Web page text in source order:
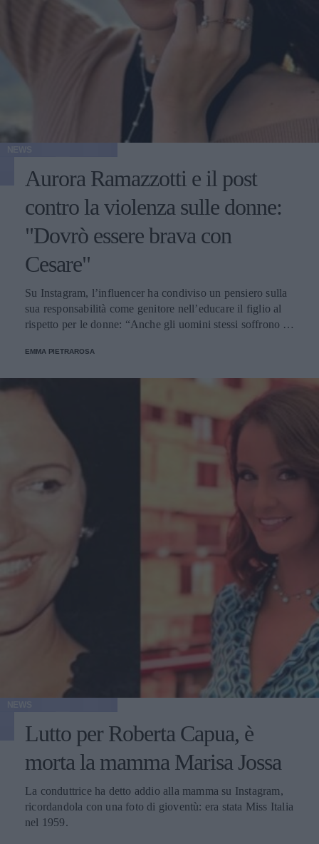
Aurora Ramazzotti e il post
contro la violenza sulle donne:
"Dovrò essere brava con
Cesare"
Su Instagram, l’influencer ha condiviso un pensiero sulla
sua responsabilità come genitore nell’educare il figlio al
rispetto per le donne: “Anche gli uomini stessi soffrono gli
EMMA PIETRAROSA
Lutto per Roberta Capua, è
morta la mamma Marisa Jossa
La conduttrice ha detto addio alla mamma su Instagram,
ricordandola con una foto di gioventù: era stata Miss Italia
nel 1959.